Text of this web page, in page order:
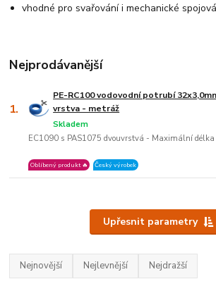
vhodné pro svařování i mechanické
Nejprodávanější
1.
PE-RC100 vodovodní potrubí
vrstva - metráž
EC1090 s PAS1075 dvouvrstvá - Maximální
Skladem
Oblíbený produkt 🔥 Český výrobek
Upřesnit parametry
Nejnovější Nejlevnější Nejdražší